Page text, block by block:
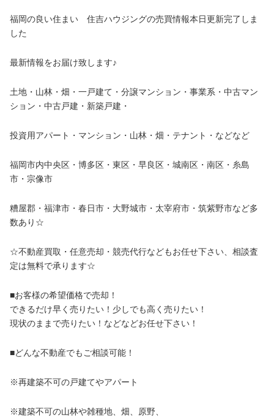
福岡の良い住まい 住吉ハウジングの売買情報本日更新完了しま
した
最新情報をお届け致します♪
土地・山林・畑・一戸建て・分譲マンション・事業系・中古マン
ション・中古戸建・新築戸建・
投資用アパート・マンション・山林・畑・テナント・などなど
福岡市内中央区・博多区・東区・早良区・城南区・南区・糸島
市・宗像市
糟屋郡・福津市・春日市・大野城市・太宰府市・筑紫野市など多
数あり☆
☆不動産買取・任意売却・競売代行などもお任せ下さい、相談査
定は無料で承ります☆
■お客様の希望価格で売却！
できるだけ早く売りたい！少しでも高く売りたい！
現状のままで売りたい！などなどお任せ下さい！
■どんな不動産でもご相談可能！
※再建築不可の戸建てやアパート
※建築不可の山林や雑種地、畑、原野、